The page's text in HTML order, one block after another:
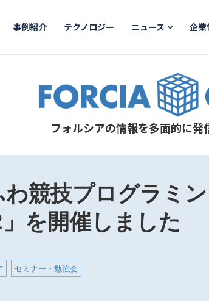
事例紹介 テクノロジー ニュース 企業
フォルシアの情報を多面的に発
わ競技プログラミ
を開催しました
セミナー・勉強会